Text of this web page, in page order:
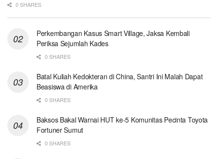
0 SHARES
Perkembangan Kasus Smart Village, Jaksa Kembali
Periksa Sejumlah Kades
0 SHARES
Batal Kuliah Kedokteran di China, Santri Ini Malah Dapat
Beasiswa di Amerika
0 SHARES
Baksos Bakal Warnai HUT ke-5 Komunitas Pecinta Toyota
Fortuner Sumut
0 SHARES